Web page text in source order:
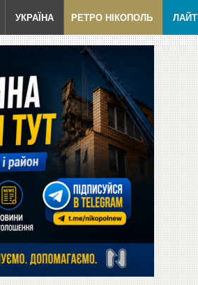
УКРАЇНА РЕТРО НІКОПОЛЬ ЛАЙТ